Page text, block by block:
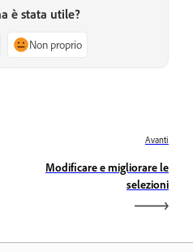
è stata utile?
Non proprio
Avanti
Modificare e migliorare le
selezioni